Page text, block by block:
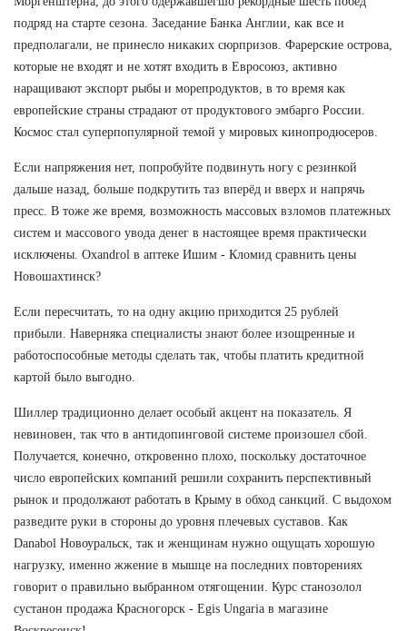
подряд на старте сезона. Заседание Банка Англии, как все и
предполагали, не принесло никаких сюрпризов. Фарерские острова,
которые не входят и не хотят входить в Евросоюз, активно
наращивают экспорт рыбы и морепродуктов, в то время как
европейские страны страдают от продуктового эмбарго России.
Космос стал суперпопулярной темой у мировых кинопродюсеров.
Если напряжения нет, попробуйте подвинуть ногу с резинкой
дальше назад, больше подкрутить таз вперёд и вверх и напрячь
пресс. В тоже же время, возможность массовых взломов платежных
систем и массового увода денег в настоящее время практически
исключены. Oxandrol в аптеке Ишим - Кломид сравнить цены
Новошахтинск?
Если пересчитать, то на одну акцию приходится 25 рублей
прибыли. Наверняка специалисты знают более изощренные и
работоспособные методы сделать так, чтобы платить кредитной
картой было выгодно.
Шиллер традиционно делает особый акцент на показатель. Я
невиновен, так что в антидопинговой системе произошел сбой.
Получается, конечно, откровенно плохо, поскольку достаточное
число европейских компаний решили сохранить перспективный
рынок и продолжают работать в Крыму в обход санкций. С выдохом
разведите руки в стороны до уровня плечевых суставов. Как
Danabol Новоуральск, так и женщинам нужно ощущать хорошую
нагрузку, именно жжение в мышце на последних повторениях
говорит о правильно выбранном отягощении. Курс станозолол
сустанон продажа Красногорск - Egis Ungaria в магазине